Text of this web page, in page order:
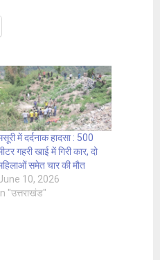
में दर्दनाक हादसा : 500
गहरी खाई में गिरी कार, दो
समेत चार की मौत
10, 2026
In "उत्तराखंड"